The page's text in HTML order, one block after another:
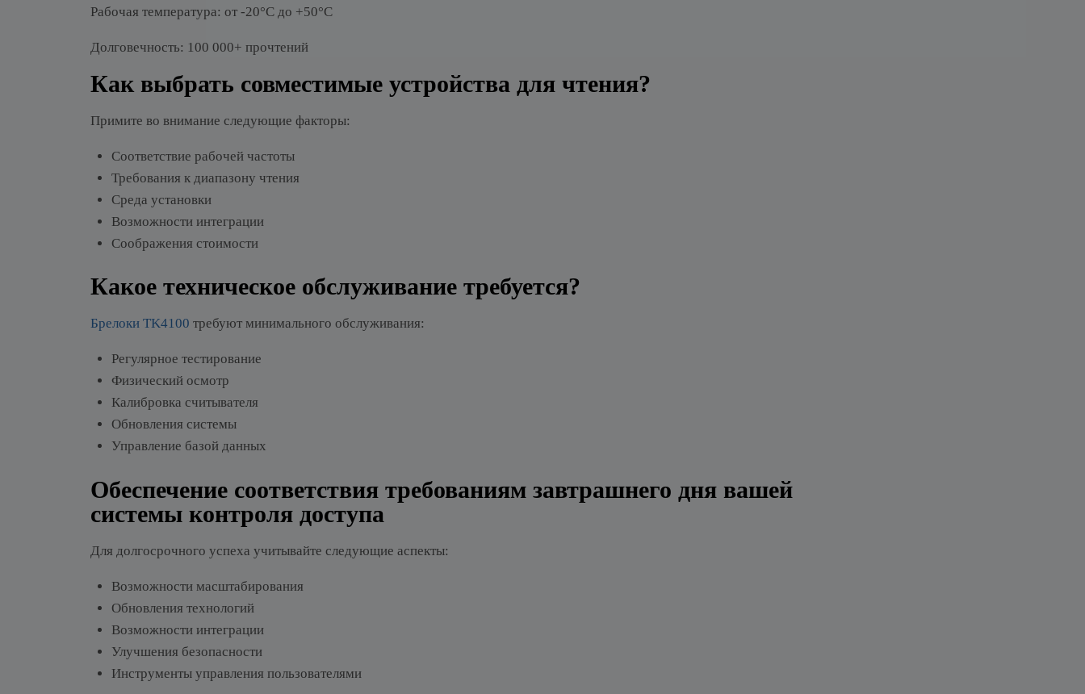
Рабочая температура: от -20°C до +50°C
Долговечность: 100 000+ прочтений
Как выбрать совместимые устройства для чтения?
Примите во внимание следующие факторы:
Соответствие рабочей частоты
Требования к диапазону чтения
Среда установки
Возможности интеграции
Соображения стоимости
Какое техническое обслуживание требуется?
Брелоки TK4100 требуют минимального обслуживания:
Регулярное тестирование
Физический осмотр
Калибровка считывателя
Обновления системы
Управление базой данных
Обеспечение соответствия требованиям завтрашнего дня вашей
системы контроля доступа
Для долгосрочного успеха учитывайте следующие аспекты:
Возможности масштабирования
Обновления технологий
Возможности интеграции
Улучшения безопасности
Инструменты управления пользователями